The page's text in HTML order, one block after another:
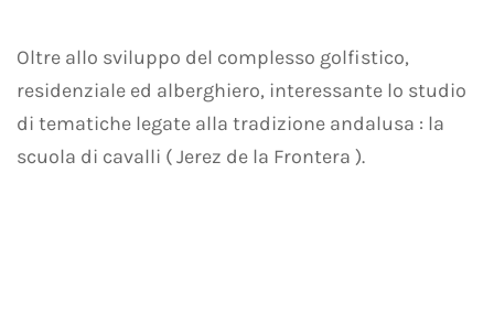
Oltre allo sviluppo del complesso golfistico,
residenziale ed alberghiero, interessante lo studio
di tematiche legate alla tradizione andalusa : la
scuola di cavalli ( Jerez de la Frontera ).